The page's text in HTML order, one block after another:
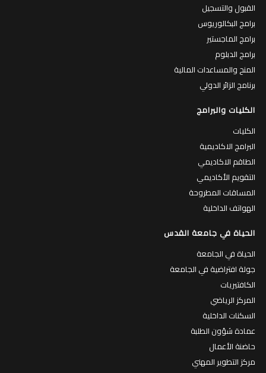
القبول والتسجيل
برامج البكالوريوس
برامج الماجستير
برامج الدبلوم
المنح والمساعدات المالية
برنامج الزائر الدولي
الكليات والبرامج
الكليات
البرامج الاكاديمية
الطاقم الاكاديمي
التقويم الأكاديمي
المساقات المطروحة
الهواتف الداخلية
الحياة في جامعة القدس
الحياة في الجامعة
جولة افتراضية في الجامعة
الكافتيريات
المركز الرياضي
السكنات الداخلية
عمادة شؤون الطلبة
حاضنة الأعمال
مركز التطوير المهني